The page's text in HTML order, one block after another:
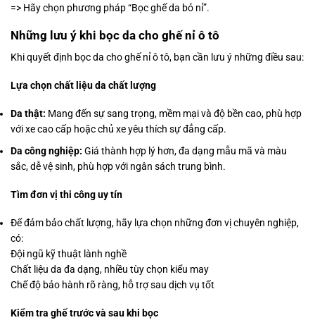
=> Hãy chọn phương pháp “Bọc ghế da bỏ nỉ”.
Những lưu ý khi bọc da cho ghế nỉ ô tô
Khi quyết định bọc da cho ghế nỉ ô tô, bạn cần lưu ý những điều sau:
Lựa chọn chất liệu da chất lượng
Da thật: Mang đến sự sang trọng, mềm mại và độ bền cao, phù hợp
với xe cao cấp hoặc chủ xe yêu thích sự đẳng cấp.
Da công nghiệp: Giá thành hợp lý hơn, đa dạng mẫu mã và màu
sắc, dễ vệ sinh, phù hợp với ngân sách trung bình.
Tìm đơn vị thi công uy tín
Để đảm bảo chất lượng, hãy lựa chọn những đơn vị chuyên nghiệp,
có:
Đội ngũ kỹ thuật lành nghề
Chất liệu da đa dạng, nhiều tùy chọn kiểu may
Chế độ bảo hành rõ ràng, hỗ trợ sau dịch vụ tốt
Kiểm tra ghế trước và sau khi bọc